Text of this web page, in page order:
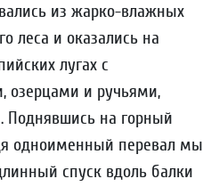
из жарко-влажных
леса и оказались на
лугах с
озерцами и ручьями,
Поднявшись на горный
одноименный перевал мы
спуск вдоль балки